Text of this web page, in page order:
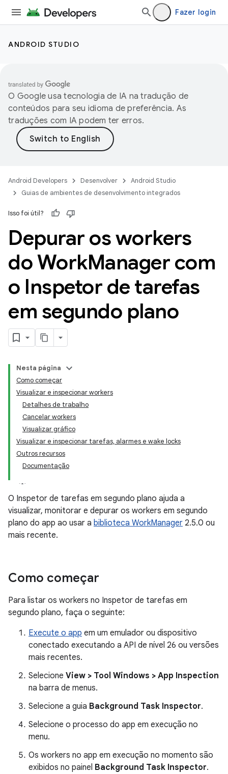
Fazer login
ANDROID STUDIO
O Google usa tecnologia de IA na tradução de
conteúdos para seu idioma de preferência. As
traduções com IA podem ter erros.
Android Developers Desenvolver
Android Studio
Guias de ambientes de desenvolvimento integrados
Isso foi útil?
Depurar os workers
do WorkManager com
o Inspetor de tarefas
em segundo plano
Nesta página
Como começar
Visualizar e inspecionar workers
Detalhes de trabalho
Cancelar workers
Visualizar gráfico
Visualizar e inspecionar tarefas, alarmes e wake locks
Outros recursos
Documentação
O Inspetor de tarefas em segundo plano ajuda a
visualizar, monitorar e depurar os workers em segundo
plano do app ao usar a biblioteca WorkManager 2.5.0 ou
mais recente.
Como começar
Para listar os workers no Inspetor de tarefas em
segundo plano, faça o seguinte:
Execute o app em um emulador ou dispositivo
conectado executando a API de nível 26 ou versões
mais recentes.
Selecione View > Tool Windows > App Inspection
na barra de menus.
Selecione a guia Background Task Inspector.
Selecione o processo do app em execução no
menu.
Os workers no app em execução no momento são
exibidos no painel Background Task Inspector.